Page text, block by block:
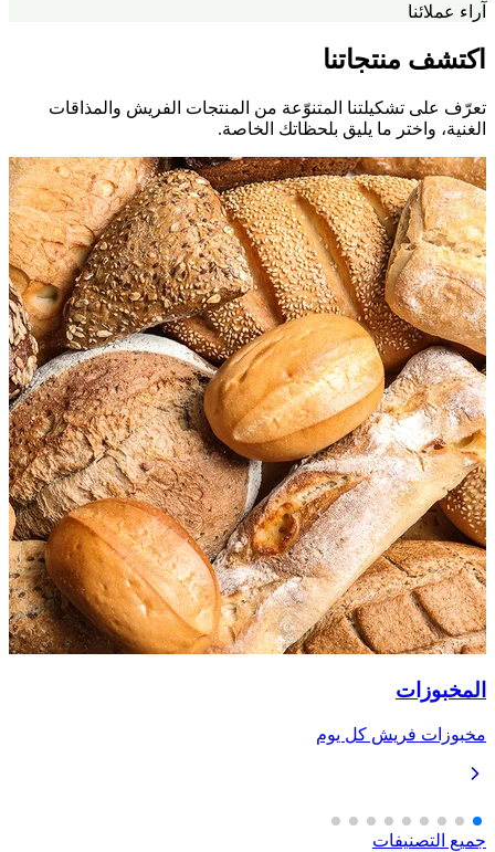
آراء عملائنا
اكتشف منتجاتنا
تعرّف على تشكيلتنا المتنوّعة من المنتجات الفريش والمذاقات
الغنية، واختر ما يليق بلحظاتك الخاصة.
المخبوزات
مخبوزات فريش كل يوم
جميع التصنيفات